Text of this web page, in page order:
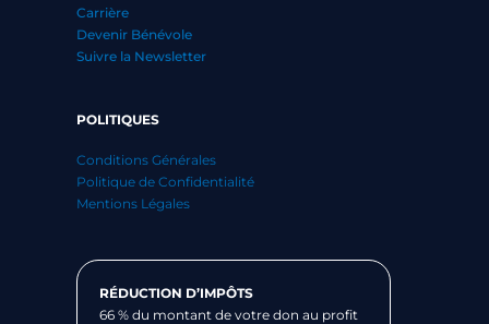
Carrière
Devenir Bénévole
Suivre la Newsletter
POLITIQUES
Conditions Générales
Politique de Confidentialité
Mentions Légales
RÉDUCTION D’IMPÔTS
66 % du montant de votre don au profit